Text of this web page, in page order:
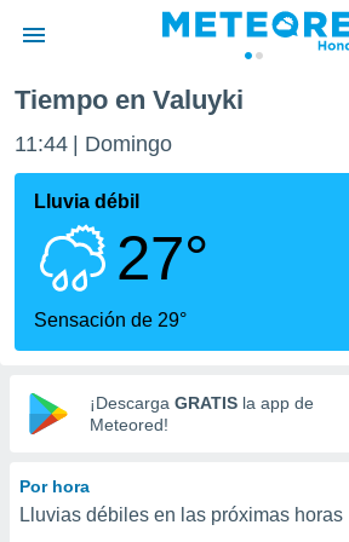
de
ha sido
para
que se
calidad.
a este
las
y
digital
basada
Tiempo en Valuyki
11:44 Domingo
Lluvia débil
27°
Sensación de 29°
¡Descarga GRATIS la app de
Meteored!
Por hora
Lluvias débiles en las próximas horas